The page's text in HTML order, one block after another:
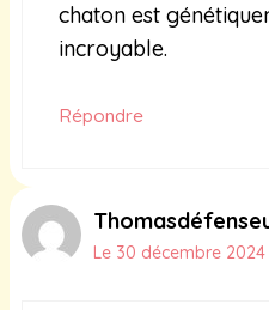
chaton est
incroyable.
Répondre
Le 30 décembre 2024